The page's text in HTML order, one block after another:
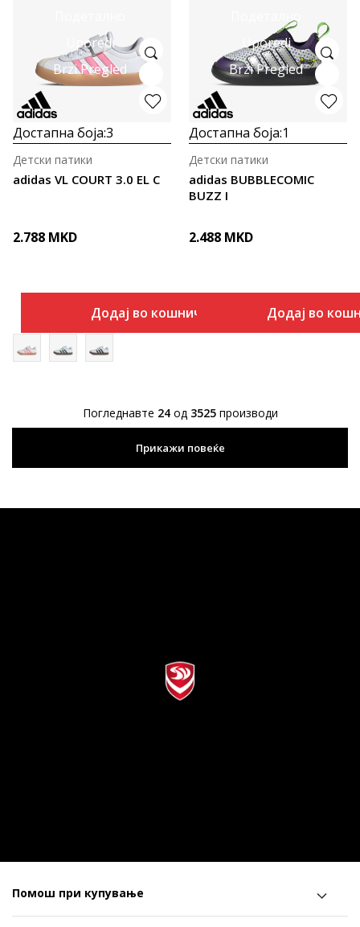
Uporedi
Brzi Pregled
Достапна боја:3
adidas VL COURT 3.0 EL C
Детски патики
2.788 MKD
Додај во кошничка
Подетално
Uporedi
Brzi Pregled
Достапна боја:1
adidas BUBBLECOMIC
BUZZ I
Детски патики
2.488 MKD
Додај во
Погледнавте 24од 3525производи
Прикажи повеќе
Помош при купување